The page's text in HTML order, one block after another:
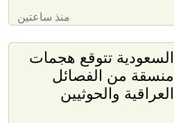
منذ ساعتين
السعودية تتوقع هجمات
منسقة من الفصائل
العراقية والحوثيين